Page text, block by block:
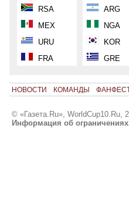
RSA
MEX
URU
FRA
ARG
NGA
KOR
GRE
НОВОСТИ КОМАНДЫ
© «Газета.Ru», WorldCup10.Ru,
Информация об